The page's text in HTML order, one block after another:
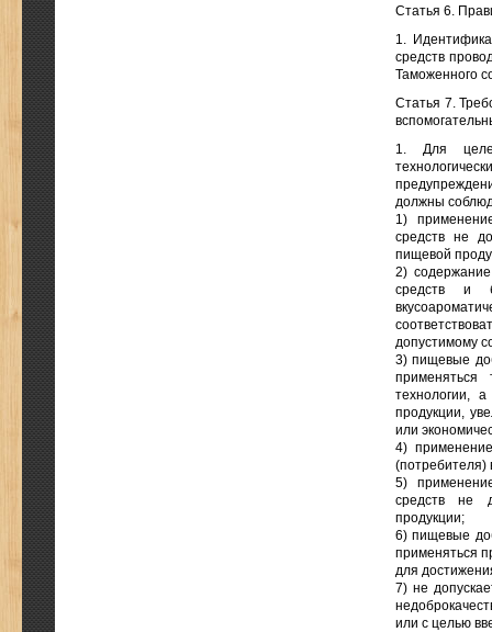
Статья 6.
1.
средств
Таможенного
Статья 7.
1. Для
должны
1)
средств не
пищевой
2) содержание
средств и
допустимому
3) пищевые
применяться
технологии,
продукции,
или
4)
(потребителя)
5)
средств не
продукции;
6) пищевые
применяться
для
7) не
или с целью